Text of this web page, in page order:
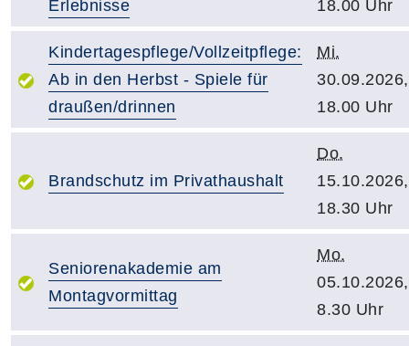
Erlebnisse
18.00 Uhr
Kindertagespflege/Vollzeitpflege:
Ab in den Herbst - Spiele für
draußen/drinnen
Mi.
30.09.2026,
18.00 Uhr
Brandschutz im Privathaushalt
Do.
15.10.2026,
18.30 Uhr
Seniorenakademie am
Montagvormittag
Mo.
05.10.2026,
8.30 Uhr